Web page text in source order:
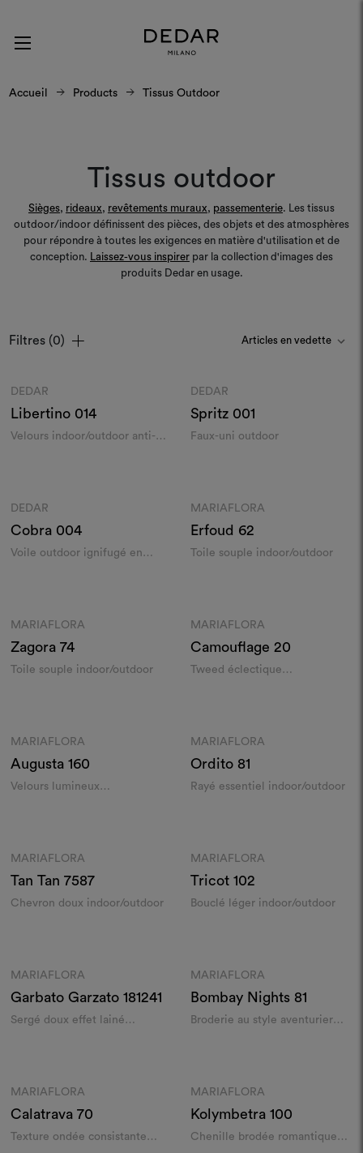
Accueil Products Tissus Outdoor
Tissus outdoor
Sièges, rideaux, revêtements muraux, passementerie. Les tissus
outdoor/indoor définissent des pièces, des objets et des atmosphères
pour répondre à toutes les exigences en matière d'utilisation et de
conception. Laissez-vous inspirer par la collection d'images des
produits Dedar en usage.
Filtres (0)
DEDAR
Libertino 014
Velours indoor/outdoor anti-
DEDAR
Spritz 001
Faux-uni outdoor
DEDAR
Cobra 004
Voile outdoor ignifugé en
MARIAFLORA
Erfoud 62
Toile souple indoor/outdoor
MARIAFLORA
Zagora74
Toile souple indoor/outdoor
MARIAFLORA
Camouflage 20
Tweed éclectique
MARIAFLORA
Augusta160
Velours lumineux
MARIAFLORA
Ordito 81
Rayé essentiel indoor/outdoor
MARIAFLORA
Tan Tan7587
Chevron doux indoor/outdoor
MARIAFLORA
Tricot 102
Bouclé léger indoor/outdoor
MARIAFLORA
Garbato Garzato181241
Sergé doux effet lainé
MARIAFLORA
Bombay Nights 81
Broderie au style aventurier
MARIAFLORA
Calatrava70
Texture ondée consistante
MARIAFLORA
Kolymbetra 100
Chenille brodée romantique